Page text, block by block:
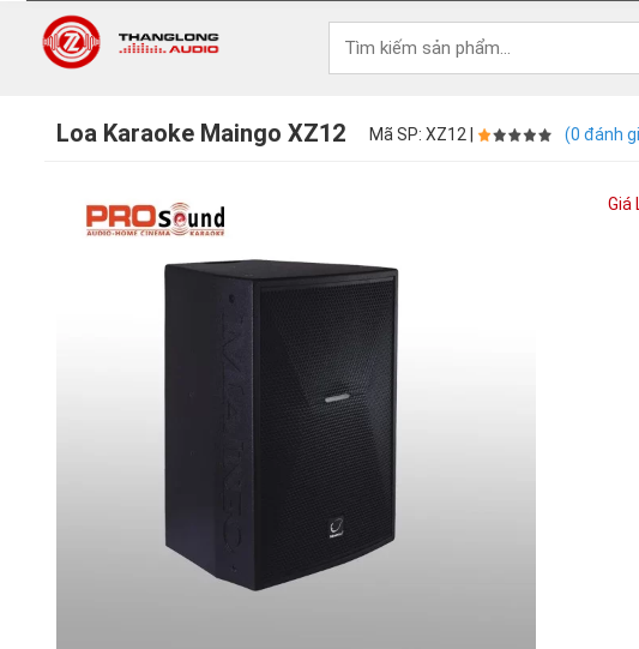
Loa Karaoke Maingo XZ12 Mã SP: XZ12 | (0 đánh
Giá